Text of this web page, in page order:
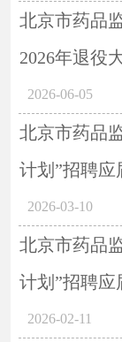
北京市药品
2026年退役
2026-06-05
北京市药品
计划”招聘应
2026-03-10
北京市药品
计划”招聘应
2026-02-11